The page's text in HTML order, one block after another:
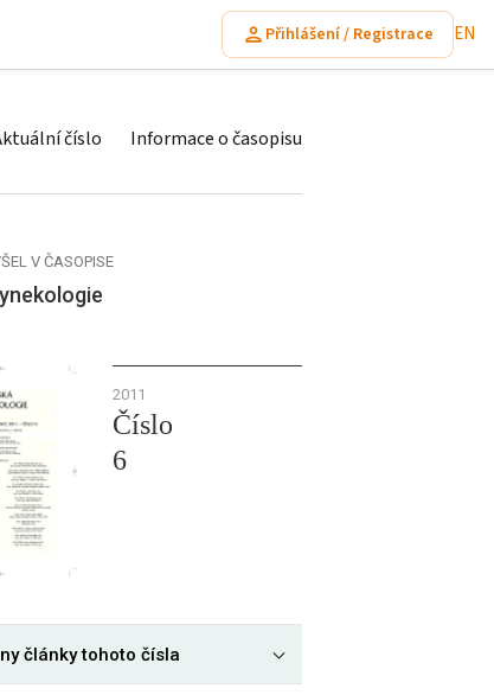
Přihlášení / Registrace EN
číslo Informace o časopisu
V ČASOPISE
2011
Číslo
6
články tohoto čísla